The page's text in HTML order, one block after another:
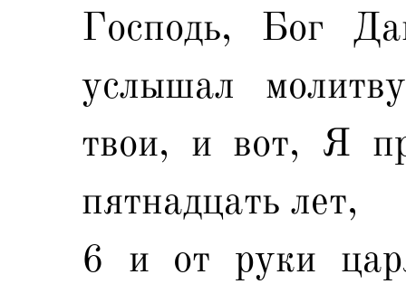
Господь, Бог
услышал
твои, и вот, Я
пятнадцать лет,
6 и от руки